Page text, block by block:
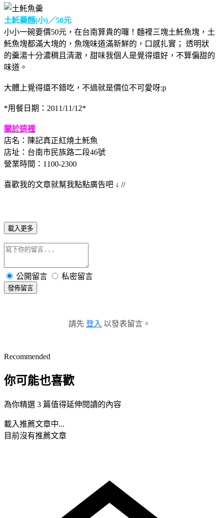
土魠羹麵(小)／50元
小小一碗要價50元，在台南算貴的囉！麵裡三塊土魠魚塊，土
魠魚塊都滿大塊的，魚塊味道滿新鮮的，口感扎實； 透明狀
的羹湯十分濃稠且清澈，甜味我個人是覺得還好，不算偏甜的
味道。
大體上覺得還不錯吃，不過就是價位不可愛呀:p
*用餐日期：2011/11/12*
關於這裡
店名：陳記真正紅燒土魠魚
店址：台南市民族路二段46號
營業時間：1100-2300
喜歡我的文章就幫我點點廣告吧 ↓ //
載入更多
公開留言 私密留言
發佈留言
請先 登入 以發表留言。
Recommended
你可能也喜歡
為你精選 3 篇值得延伸閱讀的內容
載入推薦文章中...
目前沒有推薦文章